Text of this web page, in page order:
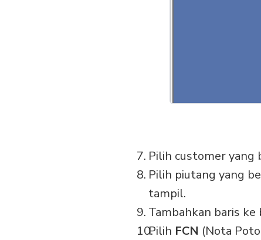
Pilih customer
Pilih piutang yang
tampil.
Tambahkan baris
Pilih FCN (Nota